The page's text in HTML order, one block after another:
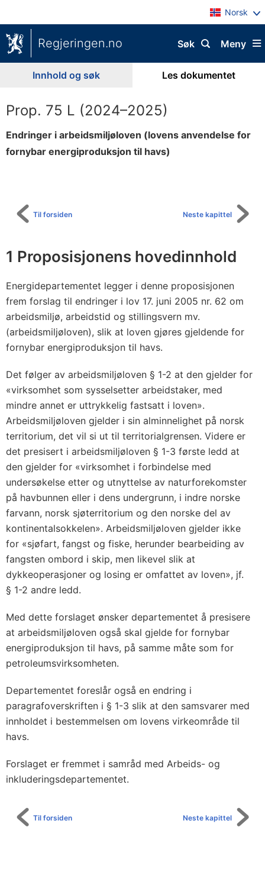
Norsk
Regjeringen.no Meny
Søk
Innhold og søk Les dokumentet
Prop. 75 L (2024–2025)
Endringer i arbeidsmiljøloven (lovens anvendelse for
fornybar energiproduksjon til havs)
Neste kapittel
Til forsiden
1 Proposisjonens hovedinnhold
Energidepartementet legger i denne proposisjonen
frem forslag til endringer i lov 17. juni 2005 nr. 62 om
arbeidsmiljø, arbeidstid og stillingsvern mv.
(arbeidsmiljøloven), slik at loven gjøres gjeldende for
fornybar energiproduksjon til havs.
Det følger av arbeidsmiljøloven § 1-2 at den gjelder for
«virksomhet som sysselsetter arbeidstaker, med
mindre annet er uttrykkelig fastsatt i loven».
Arbeidsmiljøloven gjelder i sin alminnelighet på norsk
territorium, det vil si ut til territorialgrensen. Videre er
det presisert i arbeidsmiljøloven § 1-3 første ledd at
den gjelder for «virksomhet i forbindelse med
undersøkelse etter og utnyttelse av naturforekomster
på havbunnen eller i dens undergrunn, i indre norske
farvann, norsk sjøterritorium og den norske del av
kontinentalsokkelen». Arbeidsmiljøloven gjelder ikke
for «sjøfart, fangst og fiske, herunder bearbeiding av
fangsten ombord i skip, men likevel slik at
dykkeoperasjoner og losing er omfattet av loven», jf.
§ 1-2 andre ledd.
Med dette forslaget ønsker departementet å presisere
at arbeidsmiljøloven også skal gjelde for fornybar
energiproduksjon til havs, på samme måte som for
petroleumsvirksomheten.
Departementet foreslår også en endring i
paragrafoverskriften i § 1-3 slik at den samsvarer med
innholdet i bestemmelsen om lovens virkeområde til
havs.
Forslaget er fremmet i samråd med Arbeids- og
inkluderingsdepartementet.
Neste kapittel
Til forsiden